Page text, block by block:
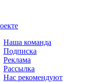
Наша команда
Подписка
Реклама
Рассылка
Нас рекомендуют